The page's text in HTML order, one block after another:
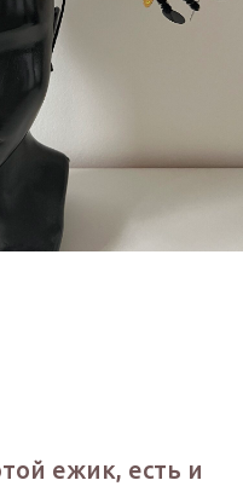
ежик, есть и